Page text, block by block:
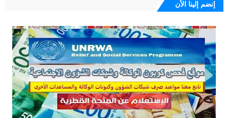
إنضم إلينا الأن